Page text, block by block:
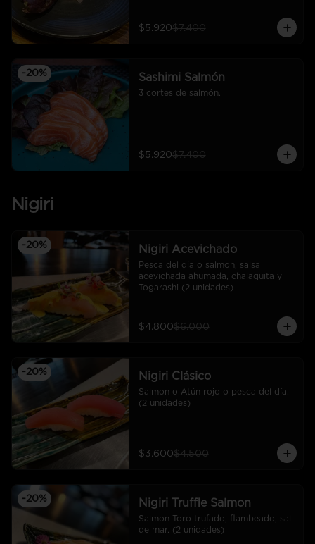
$5.920$7.400
-20% Sashimi Salmón
3 cortes de salmón.
$5.920$7.400
Nigiri
-20% Nigiri Acevichado
Pesca del dia o salmon, salsa
acevichada ahumada, chalaquita y
Togarashi (2 unidades)
$4.800$6.000
-20% Nigiri Clásico
Salmon o Atún rojo o pesca del día.
(2 unidades)
$3.600$4.500
-20% Nigiri Truffle Salmon
Salmon Toro trufado, flambeado, sal
de mar. (2 unidades)